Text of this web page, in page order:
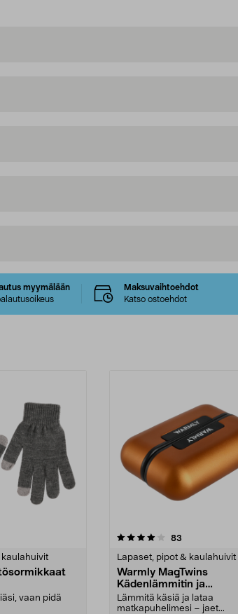
myymälään
Maksuvaihtoehdot
Katso ostoehdot
kaulahuivit
vaan pidä
83
Lapaset, pipot & kaulahuivit
Warmly MagTwins
Kädenlämmitin ja
varavirtalähde
Lämmitä käsiä ja lataa
matkapuhelimesi – jaet...
3.5 viidestä